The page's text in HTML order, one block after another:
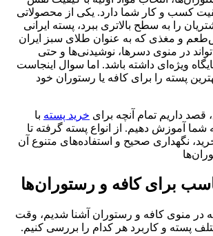
کسب و کار شما دارد. یکی از محصولاتی
را به سطح بالاتری ببرد، پسته ایرانی
و مغذی که به عنوان طلای سبز ایران
در منوی دسرها، نوشیدنی‌ها و حتی
ویژه‌ای داشته باشد. اما سوال اینجاست
پسته را برای کافه یا رستوران خود
قصد داریم تمام آنچه برای خرید پسته با
شما آموزش دهیم. از انواع پسته گرفته تا
نگهداری صحیح و استفاده‌های متنوع آن
برای کافه و رستوران‌ها
در منوی کافه و رستوران آشنا شدیم، وقت
پسته و کاربرد هر کدام را بررسی کنیم.